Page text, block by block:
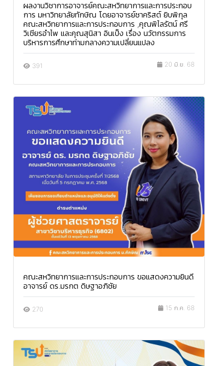
ผลงานวิชาการอาจารย์คณะสหวิทยาการและการประกอบ
การ มหาวิทยาลัยทักษิณ โดยอาจารย์ชาคริสต์ ยิบพิกุล
คณะสหวิทยาการและการประกอบการ ,คุณพิไลรัตน์ ศรี
วิเชียรอำไพ และคุณสุนิสา อินเป็ง เรื่อง นวัตกรรมการ
บริหารการศึกษาท่ามกลางความเปลี่ยนแปลง
391 20 มิ.ย. 68
คณะสหวิทยาการและการประกอบการ ขอแสดงความยินดี
อาจารย์ ดร.มรกต ดิษฐาอภิชัย
270 15 ก.ค. 68